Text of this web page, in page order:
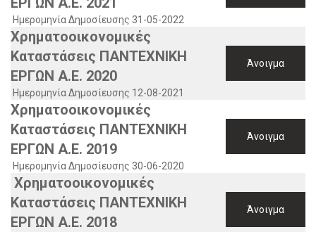
Ημερομηνία Δημοσίευσης 31-05-2022
Χρηματοοικονομικές
Καταστάσεις ΠΑΝΤΕΧΝΙΚΗ
ΕΡΓΩΝ Α.Ε. 2020
Ημερομηνία Δημοσίευσης 12-08-2021
Άνοιγμα
Χρηματοοικονομικές
Καταστάσεις ΠΑΝΤΕΧΝΙΚΗ
ΕΡΓΩΝ Α.Ε. 2019
Ημερομηνία Δημοσίευσης 30-06-2020
Άνοιγμα
Χρηματοοικονομικές
Καταστάσεις ΠΑΝΤΕΧΝΙΚΗ
ΕΡΓΩΝ Α.Ε. 2018
Άνοιγμα